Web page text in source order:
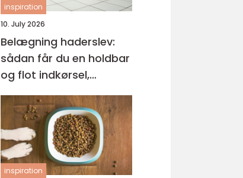
inspiration
10. July 2026
Belægning haderslev:
sådan får du en holdbar
og flot indkørsel,
terrasse og gårdsplads
inspiration